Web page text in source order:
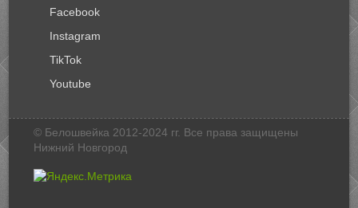
Facebook
Instagram
TikTok
Youtube
© Белошвейка 2012-2024 гг. Все права защищены
Нижний Новгород